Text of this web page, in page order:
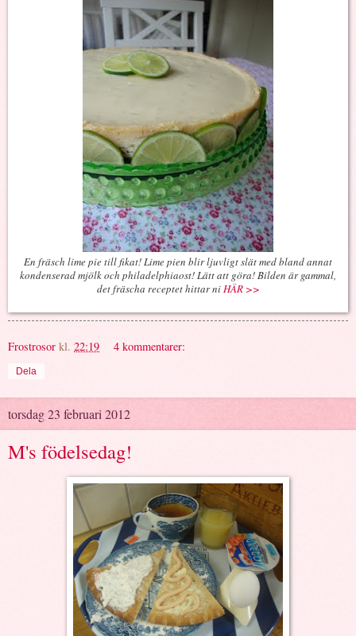
En fräsch lime pie till fikat! Lime pien blir ljuvligt slät med bland annat
kondenserad mjölk och philadelphiaost! Lätt att göra! Bilden är gammal,
det fräscha receptet hittar niHÄR >>
Frostrosor kl. 22:19 4 kommentarer:
Dela
torsdag 23 februari 2012
M's födelsedag!